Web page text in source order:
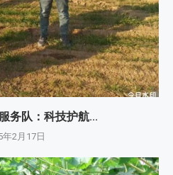
务队：科技护航...
年2月17日